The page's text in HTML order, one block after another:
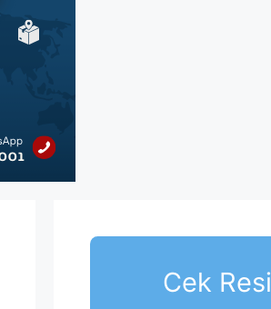
Cek Resi